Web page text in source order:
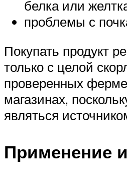
белка или
проблемы с
Покупать продукт
только с целой
проверенных
магазинах,
являться
Применение